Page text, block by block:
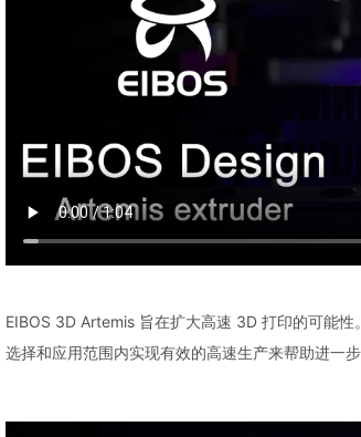
EIBOS 3D Artemis 旨在扩大高速 3D 打印的可能
选择和应用范围内实现有效的高速生产来帮助进一